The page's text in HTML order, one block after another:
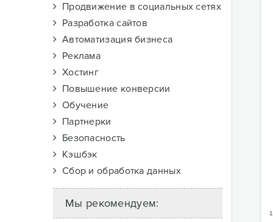
Продвижение в социальных сетях
Разработка сайтов
Автоматизация бизнеса
Реклама
Хостинг
Повышение конверсии
Обучение
Партнерки
Безопасность
Кэшбэк
Сбор и обработка данных
Мы рекомендуем: